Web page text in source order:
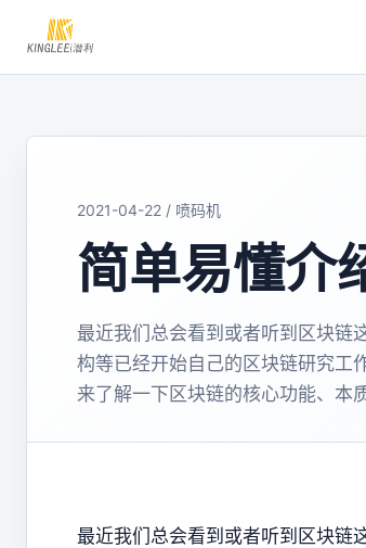
2021-04-22 / 喷码机
简单易懂介
最近我们总会看到或者听到区块链
构等已经开始自己的区块链研究工
来了解一下区块链的核心功能、本
最近我们总会看到或者听到区块链